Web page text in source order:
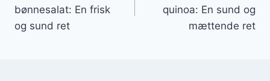
bønnesalat: En frisk
og sund ret
quinoa: En sund og
mættende ret